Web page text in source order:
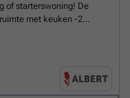
of starterswoning! De
met keuken -2
woning -Dicht
snel uw bezoek in via